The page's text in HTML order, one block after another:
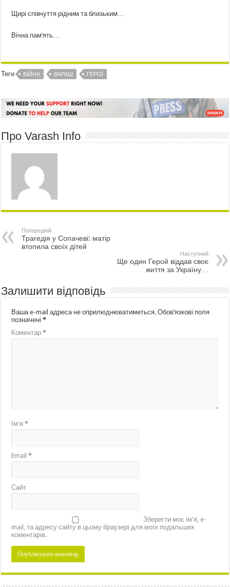
Щирі співчуття рідним та близьким…
Вічна пам’ять…
Теги ВІЙНА ВАРАШ ГЕРОЇ
Про Varash Info
Попередній
Трагедія у Сопачеві: матір
втопила своїх дітей
Наступний
Ще один Герой віддав своє
життя за Україну…
Залишити відповідь
Ваша e-mail адреса не оприлюднюватиметься. Обов’язкові поля
позначені*
Коментар*
Ім'я*
Email*
Сайт
Зберегти моє ім'я, e-
mail, та адресу сайту в цьому браузері для моїх подальших
коментарів.